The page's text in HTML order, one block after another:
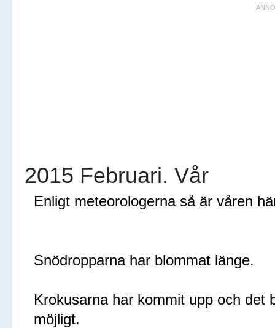
2015 Februari. Vår
Enligt meteorologerna så är våren
Snödropparna har blommat länge.
Krokusarna har kommit upp och det
möjligt.